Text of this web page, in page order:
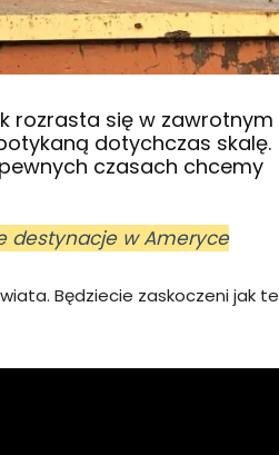
rozrasta się w zawrotnym
dotychczas skalę.
czasach chcemy
destynacje w Ameryce
Będziecie zaskoczeni jak te